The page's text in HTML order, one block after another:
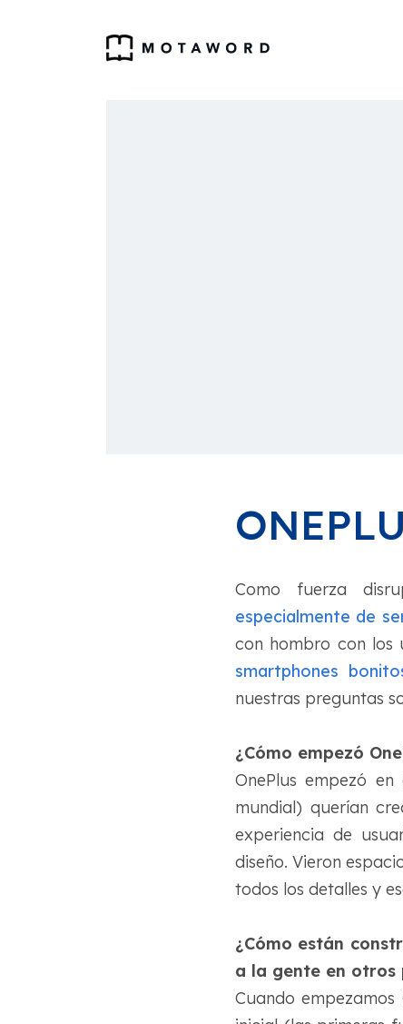
Como fuerza
especialmente de
con hombro con los
smartphones
nuestras preguntas
¿Cómo empezó
OnePlus empezó
mundial) querían
experiencia de
diseño. Vieron
todos los detalles y
¿Cómo están
a la gente en otros
Cuando